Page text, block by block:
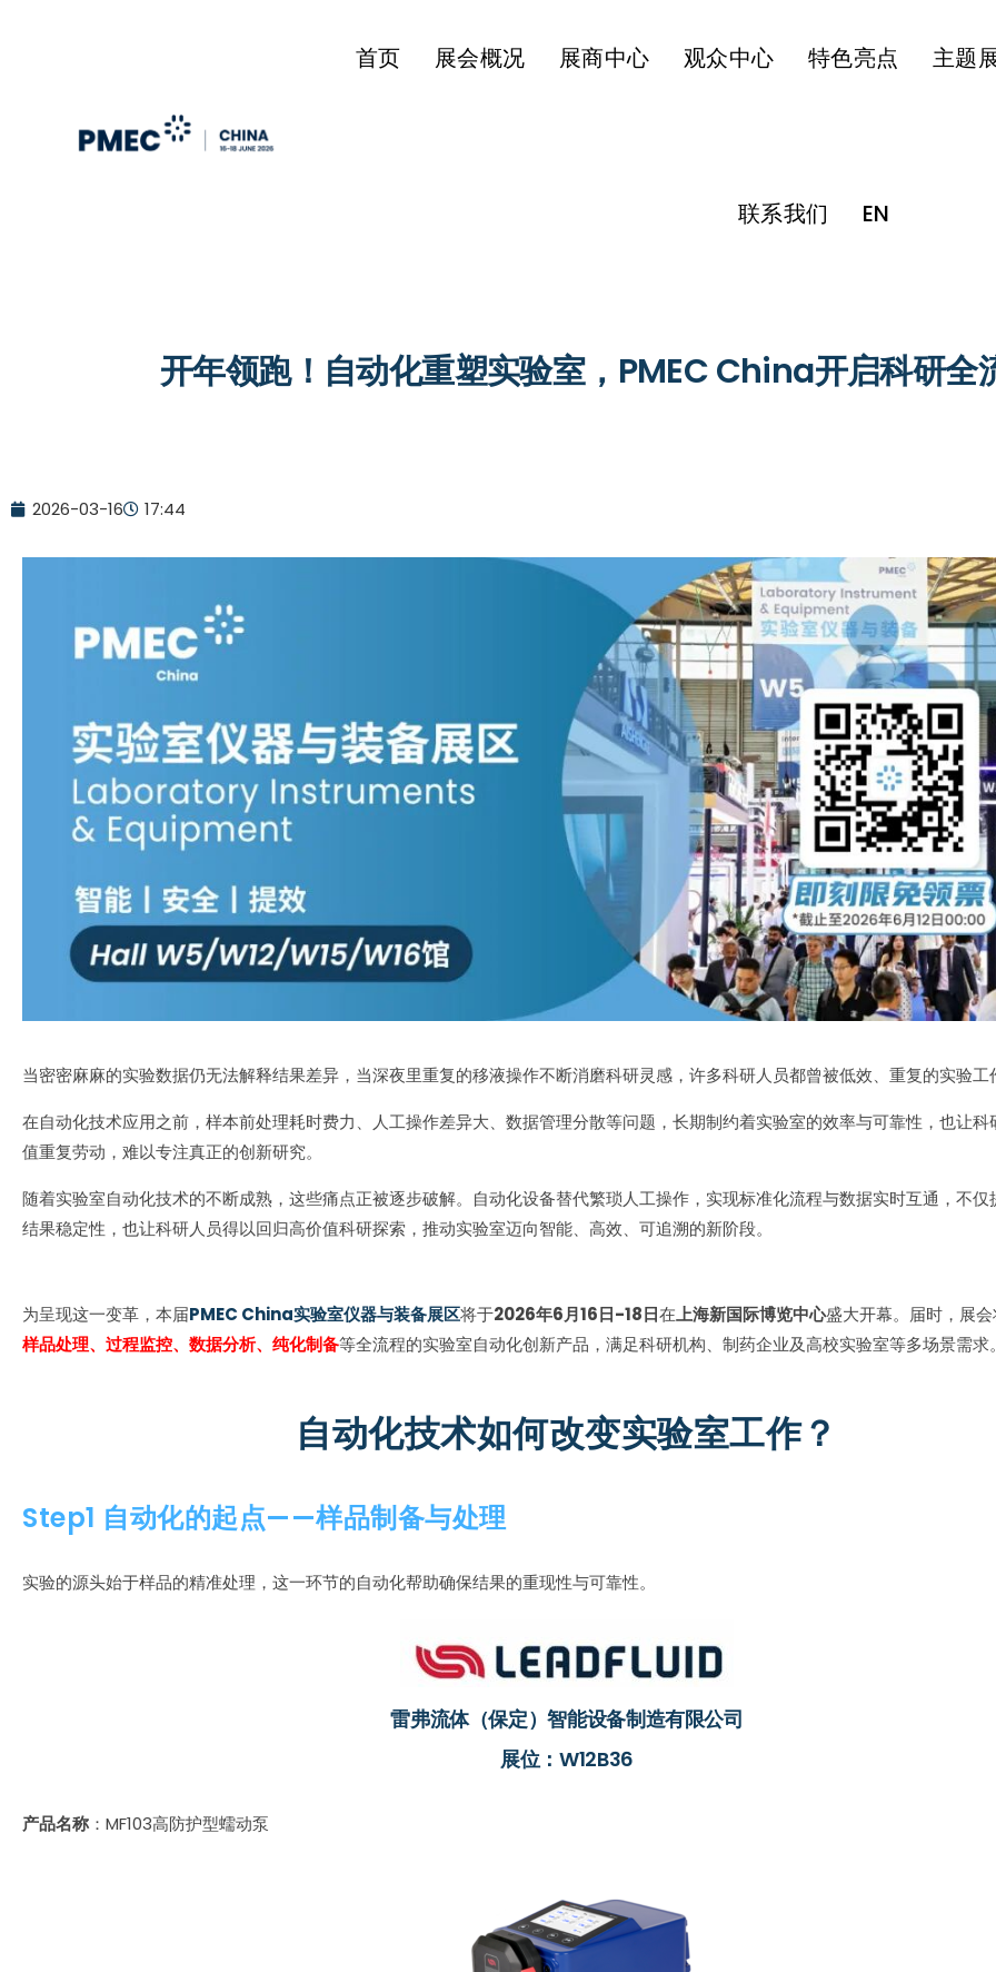
首页 展会概况 展商中心 观众中心 特色亮点 主题
联系我们 EN
开年领跑！自动化重塑实验室，PMEC China开启科研全
2026-03-16 17:44
当密密麻麻的实验数据仍无法解释结果差异，当深夜里重复的移液操作不断消磨科研灵感，许多科研人员都曾被低效、重复的实验工
在自动化技术应用之前，样本前处理耗时费力、人工操作差异大、数据管理分散等问题，长期制约着实验室的效率与可靠性，也让科
值重复劳动，难以专注真正的创新研究。
随着实验室自动化技术的不断成熟，这些痛点正被逐步破解。自动化设备替代繁琐人工操作，实现标准化流程与数据实时互通，不仅
结果稳定性，也让科研人员得以回归高价值科研探索，推动实验室迈向智能、高效、可追溯的新阶段。
为呈现这一变革，本届PMEC China实验室仪器与装备展区将于2026年6月16日-18日在上海新国际博览中心盛大开幕。届时，展
样品处理、过程监控、数据分析、纯化制备等全流程的实验室自动化创新产品，满足科研机构、制药企业及高校实验室等多场景需求。
自动化技术如何改变实验室工作？
Step1 自动化的起点——样品制备与处理
实验的源头始于样品的精准处理，这一环节的自动化帮助确保结果的重现性与可靠性。
雷弗流体（保定）智能设备制造有限公司
展位：W12B36
产品名称 ：MF103高防护型蠕动泵